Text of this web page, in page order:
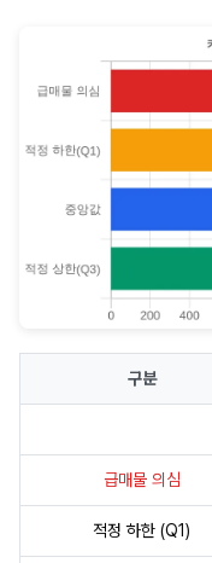
구분
급매물 의심
적정 하한 (Q1)